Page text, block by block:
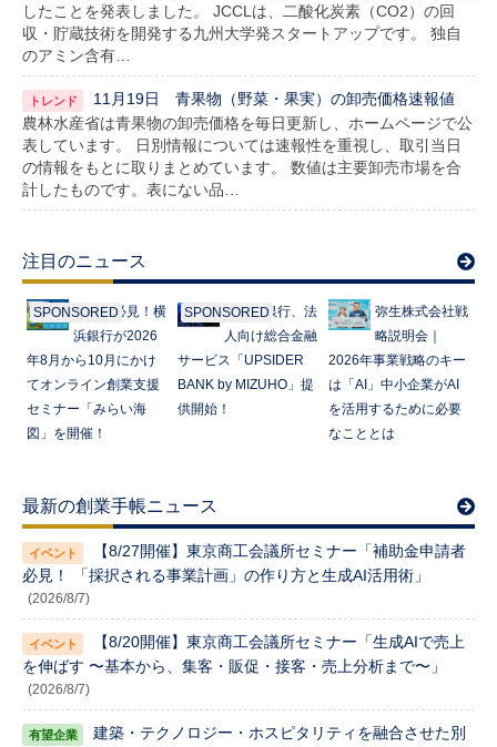
したことを発表しました。 JCCLは、二酸化炭素（CO2）の回
収・貯蔵技術を開発する九州大学発スタートアップです。 独自
のアミン含有…
11月19日 青果物（野菜・果実）の卸売価格速報値
農林水産省は青果物の卸売価格を毎日更新し、ホームページで公
表しています。 日別情報については速報性を重視し、取引当日
の情報をもとに取りまとめています。 数値は主要卸売市場を合
計したものです。表にない品…
注目のニュース
SPONSORED起業家必見！横
浜銀行が2026
年8月から10月にかけ
てオンライン創業支援
セミナー「みらい海
図」を開催！
SPONSOREDみずほ銀行、法
人向け総合金融
サービス「UPSIDER
BANK by MIZUHO」提
供開始！
弥生株式会社戦
略説明会｜
2026年事業戦略のキー
は「AI」中小企業がAI
を活用するために必要
なこととは
最新の創業手帳ニュース
【8/27開催】東京商工会議所セミナー「補助金申請者
必見！ 「採択される事業計画」の作り方と生成AI活用術」
(2026/8/7)
【8/20開催】東京商工会議所セミナー「生成AIで売上
を伸ばす 〜基本から、集客・販促・接客・売上分析まで〜」
(2026/8/7)
建築・テクノロジー・ホスピタリティを融合させた別